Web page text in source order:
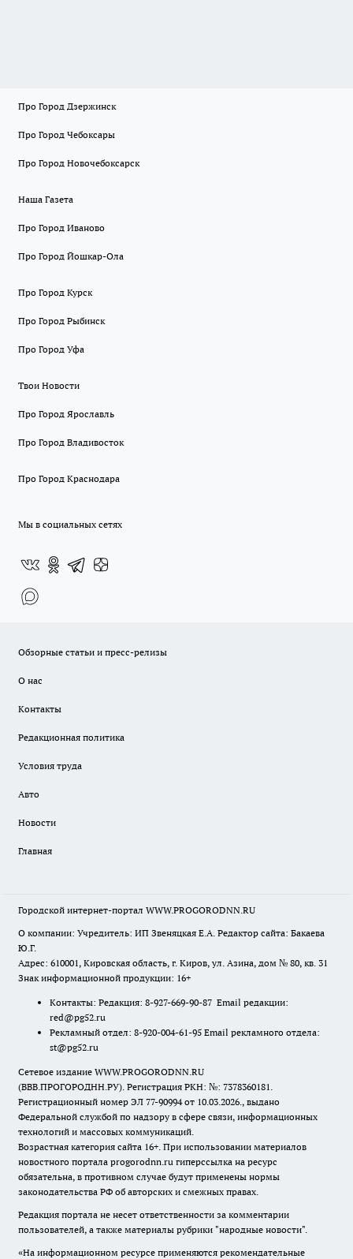
Про Город Дзержинск
Про Город Чебоксары
Про Город Новочебоксарск
Наша Газета
Про Город Иваново
Про Город Йошкар-Ола
Про Город Курск
Про Город Рыбинск
Про Город Уфа
Твои Новости
Про Город Ярославль
Про Город Владивосток
Про Город Краснодара
Мы в социальных сетях
Обзорные статьи и пресс-релизы
О нас
Контакты
Редакционная политика
Условия труда
Авто
Новости
Главная
Городской интернет-портал WWW.PROGORODNN.RU
О компании: Учредитель: ИП Звеняцкая Е.А. Редактор сайта: Бакаева
Ю.Г.
Адрес: 610001, Кировская область, г. Киров, ул. Азина, дом № 80, кв. 31
Знак информационной продукции: 16+
Контакты: Редакция: 8-927-669-90-87 Email редакции:
red@pg52.ru
Рекламный отдел: 8-920-004-61-95 Email рекламного отдела:
st@pg52.ru
Сетевое издание WWW.PROGORODNN.RU
(ВВВ.ПРОГОРОДНН.РУ). Регистрация РКН: №: 7378360181.
Регистрационный номер ЭЛ 77-90994 от 10.03.2026., выдано
Федеральной службой по надзору в сфере связи, информационных
технологий и массовых коммуникаций.
Возрастная категория сайта 16+. При использовании материалов
новостного портала progorodnn.ru гиперссылка на ресурс
обязательна, в противном случае будут применены нормы
законодательства РФ об авторских и смежных правах.
Редакция портала не несет ответственности за комментарии
пользователей, а также материалы рубрики "народные новости".
«На информационном ресурсе применяются рекомендательные